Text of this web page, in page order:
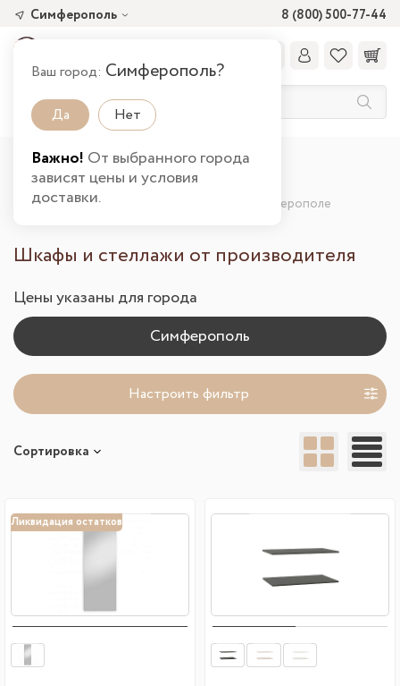
8 (800) 500-77-44
Симферополь
Ваш город: Симферополь?
Да Нет
Важно! От выбранного города
зависят цены и условия
доставки.
Главная
Каталог товаров
Шкафы и стеллажи от производителя
Шкафы и стеллажи от производителя в Симферополе
Шкафы и стеллажи от производителя
Цены указаны для города
Настроить фильтр
Сортировка
Ликвидация остатков